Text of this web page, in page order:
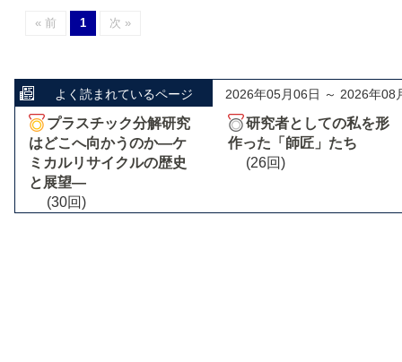
« 前 1 次 »
よく読まれているページ 2026年05月06日 ～ 2026年08
プラスチック分解研究
はどこへ向かうのか―ケ
ミカルリサイクルの歴史
と展望―
(30回)
研究者としての私を形
作った「師匠」たち
(26回)